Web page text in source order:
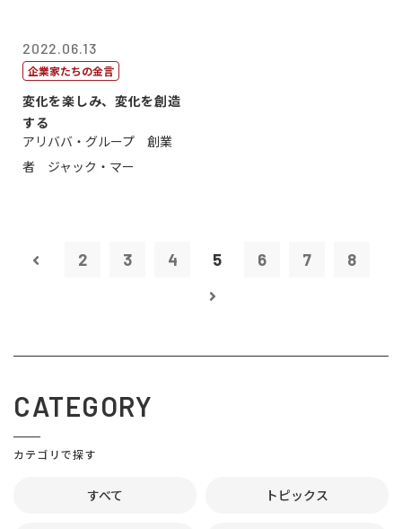
2022.06.13
企業家たちの金言
変化を楽しみ、変化を創造
する
アリババ・グループ 創業
者 ジャック・マー
2 3 4 5 6 7 8
CATEGORY
カテゴリで探す
すべて トピックス